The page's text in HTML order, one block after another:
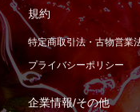
規約
特定商取引法・古物営業
プライバシーポリシー
企業情報/その他